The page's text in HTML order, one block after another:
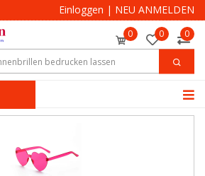
Einloggen | NEU ANMELDEN
0 0 0